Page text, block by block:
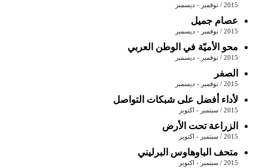
2015 / نوفمبر - ديسمبر
عصام جميل
2015 / نوفمبر - ديسمبر
محو الأميّة في الوطن العربي
2015 / نوفمبر - ديسمبر
الصفر
2015 / نوفمبر - ديسمبر
لأداء أفضل على شبكات التواصل
2015 / سبتمبر - اكتوبر
الزراعة تحت الأرض
2015 / سبتمبر - اكتوبر
متحف الباوهاوس البرليني
2015 / سبتمبر - اكتوبر